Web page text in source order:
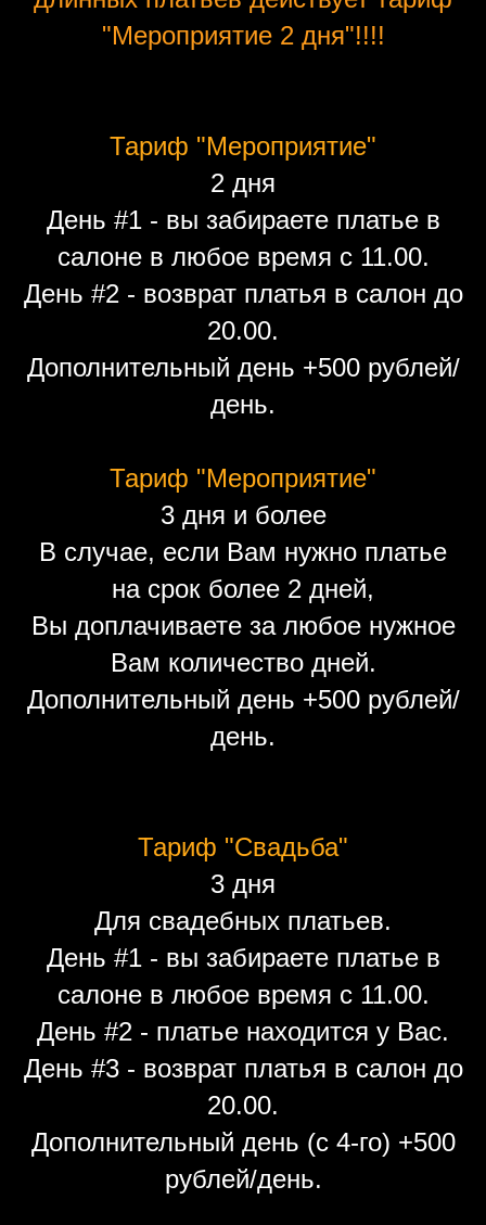
"Мероприятие 2 дня"!!!!
Тариф "Мероприятие"
2 дня
День #1 - вы забираете платье в
салоне в любое время с 11.00.
День #2 - возврат платья в салон до
20.00.
Дополнительный день +500 рублей/
день.
Тариф "Мероприятие"
3 дня и более
В случае, если Вам нужно платье
на срок более 2 дней,
Вы доплачиваете за любое нужное
Вам количество дней.
Дополнительный день +500 рублей/
день.
Тариф "Свадьба"
3 дня
Для свадебных платьев.
День #1 - вы забираете платье в
салоне в любое время с 11.00.
День #2 - платье находится у Вас.
День #3 - возврат платья в салон до
20.00.
Дополнительный день (с 4-го) +500
рублей/день.